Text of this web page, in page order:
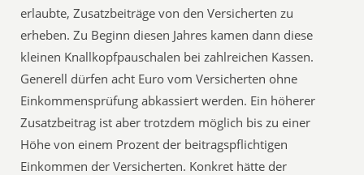
erlaubte, Zusatzbeiträge von den Versicherten zu
erheben. Zu Beginn diesen Jahres kamen dann diese
kleinen Knallkopfpauschalen bei zahlreichen Kassen.
Generell dürfen acht Euro vom Versicherten ohne
Einkommensprüfung abkassiert werden. Ein höherer
Zusatzbeitrag ist aber trotzdem möglich bis zu einer
Höhe von einem Prozent der beitragspflichtigen
Einkommen der Versicherten. Konkret hätte der